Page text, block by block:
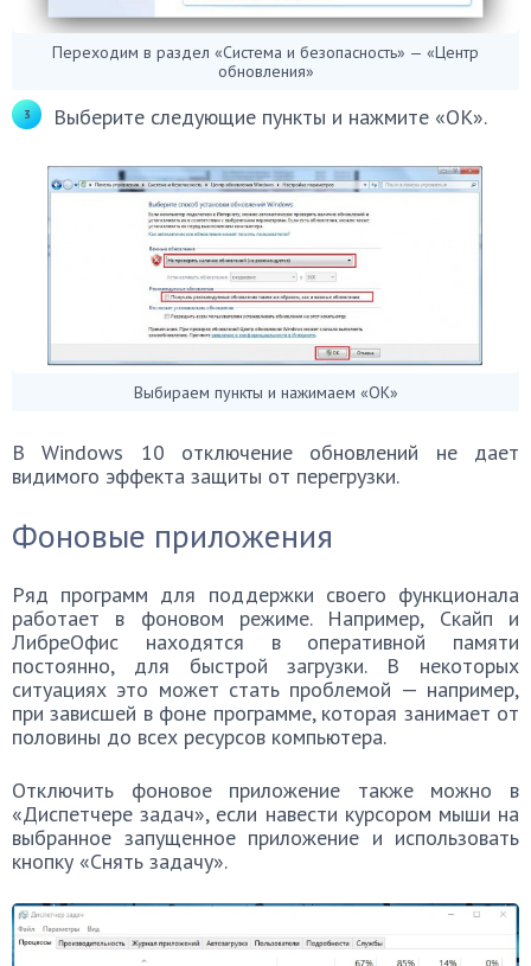
Переходим в раздел «Система и безопасность» — «Центр
обновления»
Выберите следующие пункты и нажмите «ОК».
Выбираем пункты и нажимаем «ОК»
В Windows 10 отключение обновлений не дает
видимого эффекта защиты от перегрузки.
Фоновые приложения
Ряд программ для поддержки своего функционала
работает в фоновом режиме. Например, Скайп и
ЛибреОфис находятся в оперативной памяти
постоянно, для быстрой загрузки. В некоторых
ситуациях это может стать проблемой — например,
при зависшей в фоне программе, которая занимает от
половины до всех ресурсов компьютера.
Отключить фоновое приложение также можно в
«Диспетчере задач», если навести курсором мыши на
выбранное запущенное приложение и использовать
кнопку «Снять задачу».